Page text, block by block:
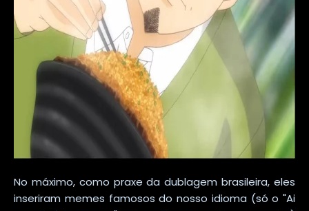
No máximo, como praxe da dublagem brasileira, eles
inseriram memes famosos do nosso idioma (só o "Ai